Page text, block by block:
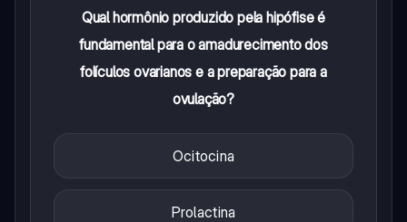
Qual hormônio produzido pela hipófise é
fundamental para o amadurecimento dos
folículos ovarianos e a preparação para a
ovulação?
Ocitocina
Prolactina